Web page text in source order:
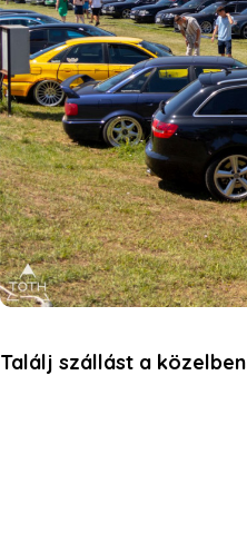
Találj szállást a közelben